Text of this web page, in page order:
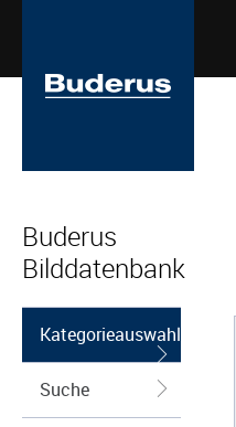
Buderus
Bilddatenbank
Kategorieauswahl
Suche